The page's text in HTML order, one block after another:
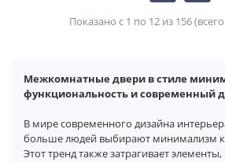
Показано с 1 по 12 из 156
Межкомнатные двери в стиле
функциональность и современный
В мире современного дизайна
больше людей выбирают минимализм
Этот тренд также затрагивает